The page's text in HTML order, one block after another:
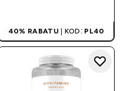
40% RABATU | KOD: PL40